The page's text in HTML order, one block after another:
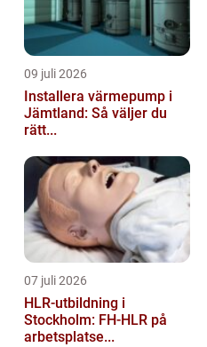
09 juli 2026
Installera värmepump i
Jämtland: Så väljer du
rätt...
07 juli 2026
HLR-utbildning i
Stockholm: FH-HLR på
arbetsplatse...